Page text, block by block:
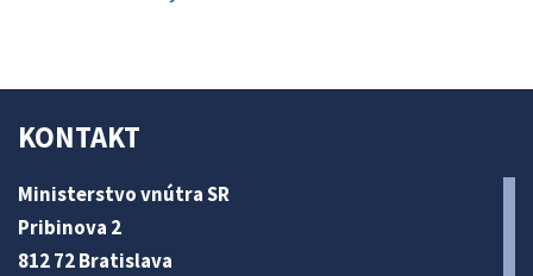
KONTAKT
Ministerstvo vnútra SR
Pribinova 2
812 72 Bratislava